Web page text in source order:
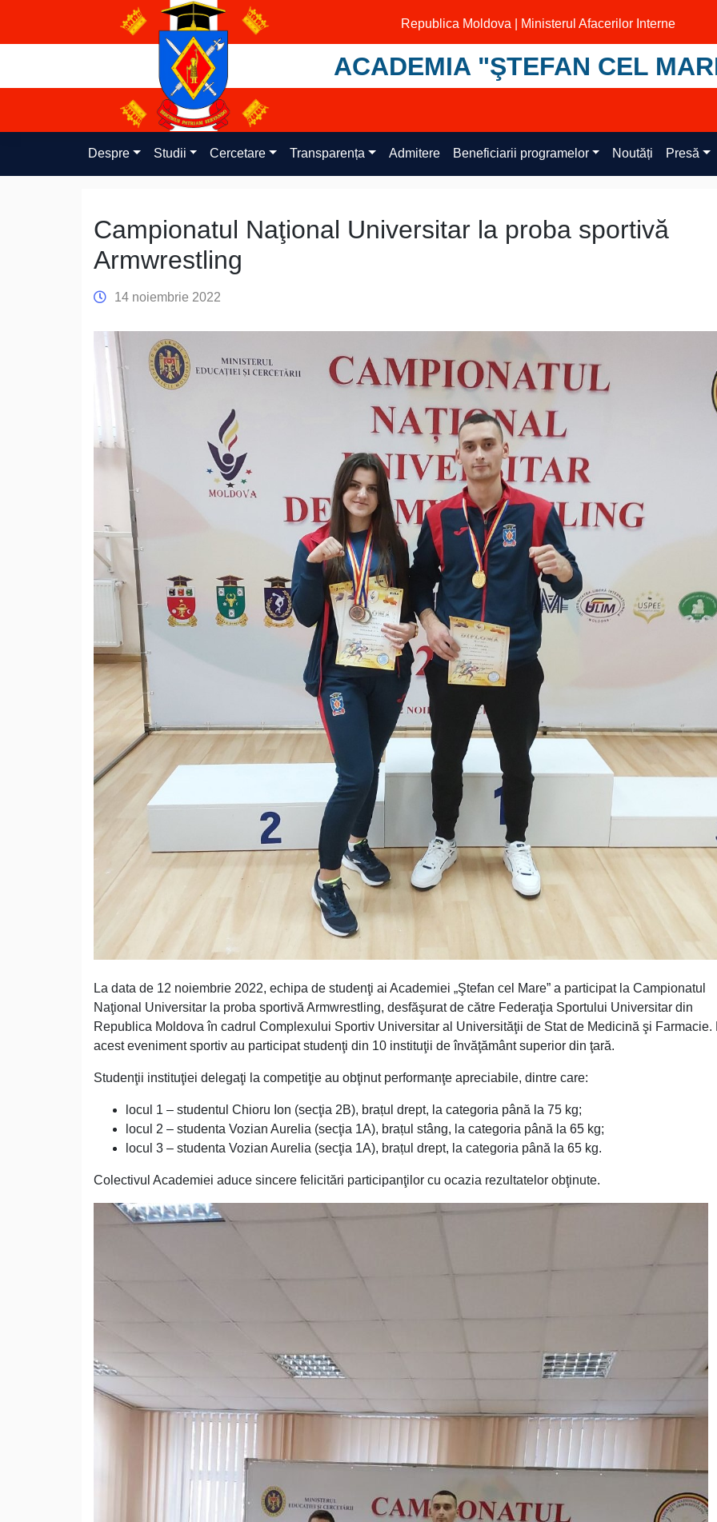
content
Republica Moldova | Ministerul Afacerilor Interne
ACADEMIA "ŞTEFAN CEL
Despre Studii Cercetare Transparența Admitere Beneficiarii programelor Noutăți Presă
Campionatul Naţional Universitar la proba sportivă
Armwrestling
14 noiembrie 2022
La data de 12 noiembrie 2022, echipa de studenţi ai Academiei „Ştefan cel Mare” a participat la Campionatul
Naţional Universitar la proba sportivă Armwrestling, desfăşurat de către Federaţia Sportului Universitar din
Republica Moldova în cadrul Complexului Sportiv Universitar al Universităţii de Stat de Medicină şi Farmacie.
acest eveniment sportiv au participat studenţi din 10 instituţii de învăţământ superior din ţară.
Studenţii instituţiei delegaţi la competiţie au obţinut performanţe apreciabile, dintre care:
locul 1 – studentul Chioru Ion (secţia 2B), brațul drept, la categoria până la 75 kg;
locul 2 – studenta Vozian Aurelia (secţia 1A), brațul stâng, la categoria până la 65 kg;
locul 3 – studenta Vozian Aurelia (secţia 1A), brațul drept, la categoria până la 65 kg.
Colectivul Academiei aduce sincere felicitări participanţilor cu ocazia rezultatelor obţinute.